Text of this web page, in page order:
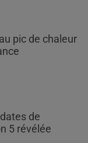
pic de chaleur
de
5 révélée